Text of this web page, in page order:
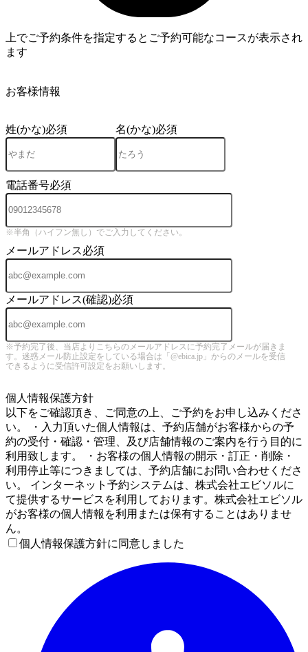
上でご予約条件を指定するとご予約可能なコースが表示され
ます
お客様情報
姓(かな)必須 名(かな)必須
電話番号必須
※半角（ハイフン無し）でご入力してください。
メールアドレス必須
メールアドレス(確認)必須
※予約完了後、当店よりこちらのメールアドレスに予約完了メールが届きま
す。迷惑メール防止設定をしている場合は「@ebica.jp」からのメールを受信
できるように受信許可設定をお願いします。
個人情報保護方針
以下をご確認頂き、ご同意の上、ご予約をお申し込みくださ
い。 ・入力頂いた個人情報は、予約店舗がお客様からの予
約の受付・確認・管理、及び店舗情報のご案内を行う目的に
利用致します。 ・お客様の個人情報の開示・訂正・削除・
利用停止等につきましては、予約店舗にお問い合わせくださ
い。 インターネット予約システムは、株式会社エビソルに
て提供するサービスを利用しております。株式会社エビソル
がお客様の個人情報を利用または保有することはありませ
ん。
個人情報保護方針に同意しました